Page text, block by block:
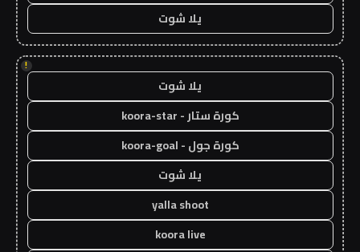
يلا شوت
!
يلا شوت
كورة ستار - koora-star
كورة جول - koora-goal
يلا شوت
yalla shoot
koora live